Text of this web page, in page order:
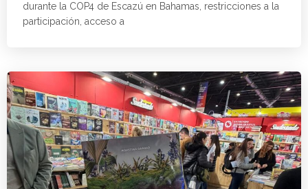
durante la COP4 de Escazú en Bahamas, restricciones a la
participación, acceso a